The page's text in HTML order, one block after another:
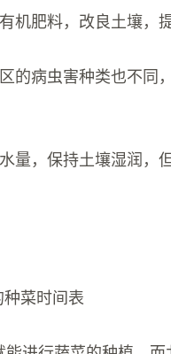
机肥料，改良土壤，
的病虫害种类也不同
量，保持土壤湿润，
菜时间表